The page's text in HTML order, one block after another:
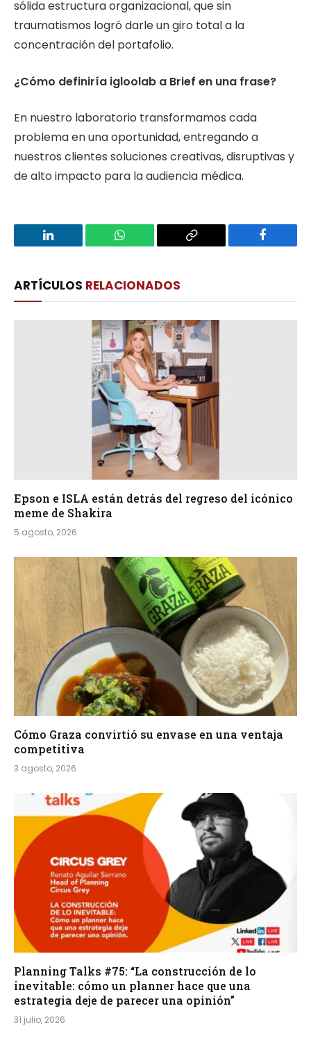
sólida estructura organizacional, que sin
traumatismos logró darle un giro total a la
concentración del portafolio.
¿Cómo definiría igloolab a Brief en una frase?
En nuestro laboratorio transformamos cada
problema en una oportunidad, entregando a
nuestros clientes soluciones creativas, disruptivas y
de alto impacto para la audiencia médica.
LinkedIn WhatsApp
Copy
Facebook
ARTÍCULOS RELACIONADOS
Epson e ISLA están detrás del regreso del icónico
meme de Shakira
5 agosto, 2026
Cómo Graza convirtió su envase en una ventaja
competitiva
3 agosto, 2026
Planning Talks #75: “La construcción de lo
inevitable: cómo un planner hace que una
estrategia deje de parecer una opinión”
31 julio, 2026